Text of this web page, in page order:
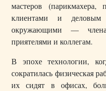
мастеров
клиентами и
окружающими —
приятелями и коллегам.
В эпохе технологии,
сократилась физическая
их сидят в офисах,